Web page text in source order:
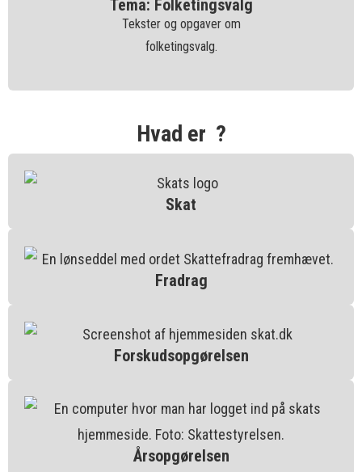
Tema: Folketingsvalg
Tekster og opgaver om
folketingsvalg.
Hvad er ?
Skat
Fradrag
Forskudsopgørelsen
Årsopgørelsen